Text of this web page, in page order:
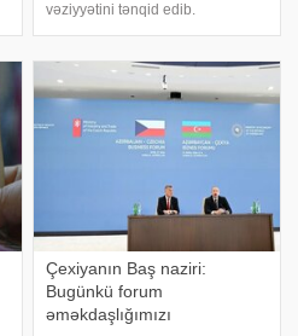
vəziyyətini tənqid edib.
axşamı" verilişində danışıb:. "İndi
düşünürəm ki, estradanı
Çexiyanın Baş naziri:
Bugünkü forum
əməkdaşlığımızı